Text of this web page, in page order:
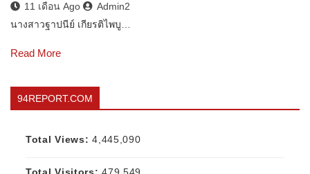
11 เดือน Ago
Admin2
นางสาวฐาปนีย์ เกียรติไพบู…
Read More
94REPORT.COM
Total Views:4,445,090